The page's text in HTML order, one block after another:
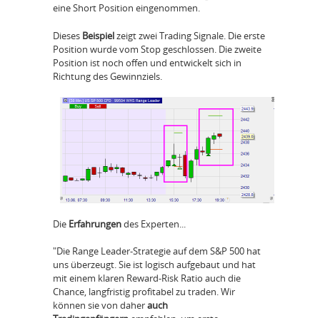
eine Short Position eingenommen.
Dieses Beispielzeigt zwei Trading Signale. Die erste
Position wurde vom Stop geschlossen. Die zweite
Position ist noch offen und entwickelt sich in
Richtung des Gewinnziels.
Die Erfahrungendes Experten...
"Die Range Leader-Strategie auf dem S&P 500 hat
uns überzeugt. Sie ist logisch aufgebaut und hat
mit einem klaren Reward-Risk Ratio auch die
Chance, langfristig profitabel zu traden. Wir
können sie von daherauch